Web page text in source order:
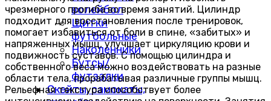
волейбол
Щитки
футбольные
Наколенники
Бутсы/
футзалки
Скейты, самокаты,
чрезмерного прогиба во время занятий. Цилиндр
подходит для восстановления после тренировок,
помогает избавиться от боли в спине, «забитых» и
напряженных мышц, улучшает циркуляцию крови и
подвижность суставов. С помощью цилиндра и
собственного веса можно воздействовать на разные
области тела, прорабатывая различные группы мышц.
Рельефная текстура способствует более